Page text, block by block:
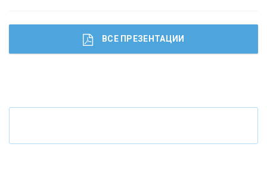
Что будет с наличными деньгами при цифровом
ВСЕ ПРЕЗЕНТАЦИИ